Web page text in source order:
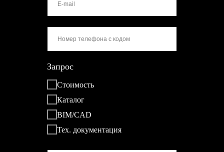
Запрос
Стоимость
Каталог
BIM/CAD
Тех. документация